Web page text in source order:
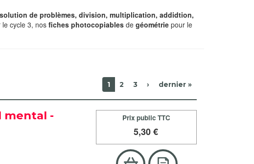
de problèmes, division, multiplication, addidtion,
le cycle 3, nosfiches photocopiables de géométrie pour le
1 2 3 › dernier »
mental - Prix public TTC
5,30 €